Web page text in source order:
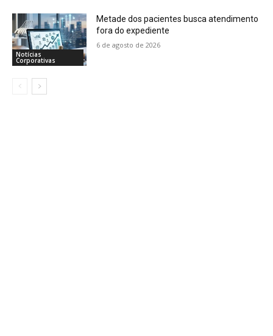
Notícias
Corporativas
Metade dos pacientes busca atendimento
fora do expediente
6 de agosto de 2026